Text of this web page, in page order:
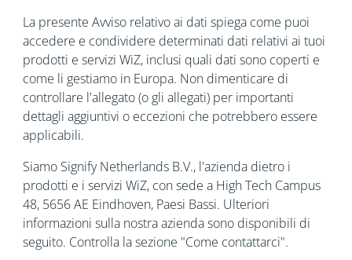
La presente Avviso relativo ai dati spiega come puoi
accedere e condividere determinati dati relativi ai tuoi
prodotti e servizi WiZ, inclusi quali dati sono coperti e
come li gestiamo in Europa. Non dimenticare di
controllare l'allegato (o gli allegati) per importanti
dettagli aggiuntivi o eccezioni che potrebbero essere
applicabili.
Siamo Signify Netherlands B.V., l'azienda dietro i
prodotti e i servizi WiZ, con sede a High Tech Campus
48, 5656 AE Eindhoven, Paesi Bassi. Ulteriori
informazioni sulla nostra azienda sono disponibili di
seguito. Controlla la sezione "Come contattarci".